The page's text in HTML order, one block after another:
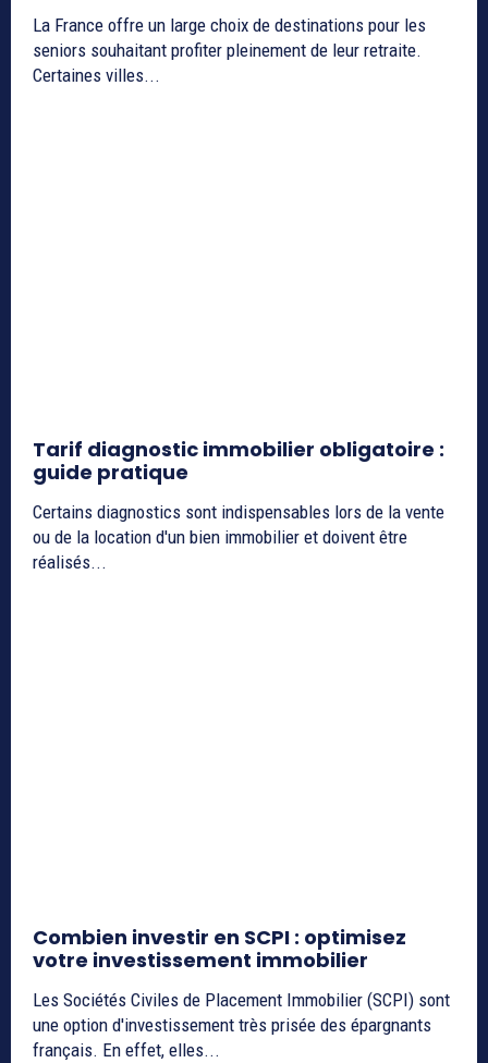
La France offre un large choix de destinations pour les
seniors souhaitant profiter pleinement de leur retraite.
Certaines villes...
Tarif diagnostic immobilier obligatoire :
guide pratique
Certains diagnostics sont indispensables lors de la vente
ou de la location d'un bien immobilier et doivent être
réalisés...
Combien investir en SCPI : optimisez
votre investissement immobilier
Les Sociétés Civiles de Placement Immobilier (SCPI) sont
une option d'investissement très prisée des épargnants
français. En effet, elles...